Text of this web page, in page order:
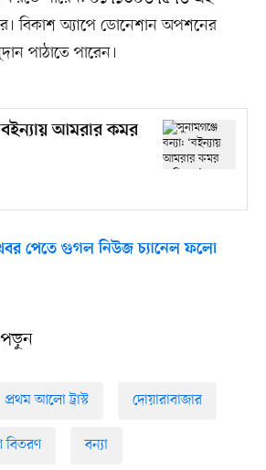
বিকাশ অ্যাপে ডোনেশান অপশনের
পাঠাতে পারেন।
আমরার কমর
পেতে গুগল নিউজ চ্যানেল ফলো
প্রথম আলো ট্রাস্ট দোয়ারাবাজার
বিতরণ বন্যা